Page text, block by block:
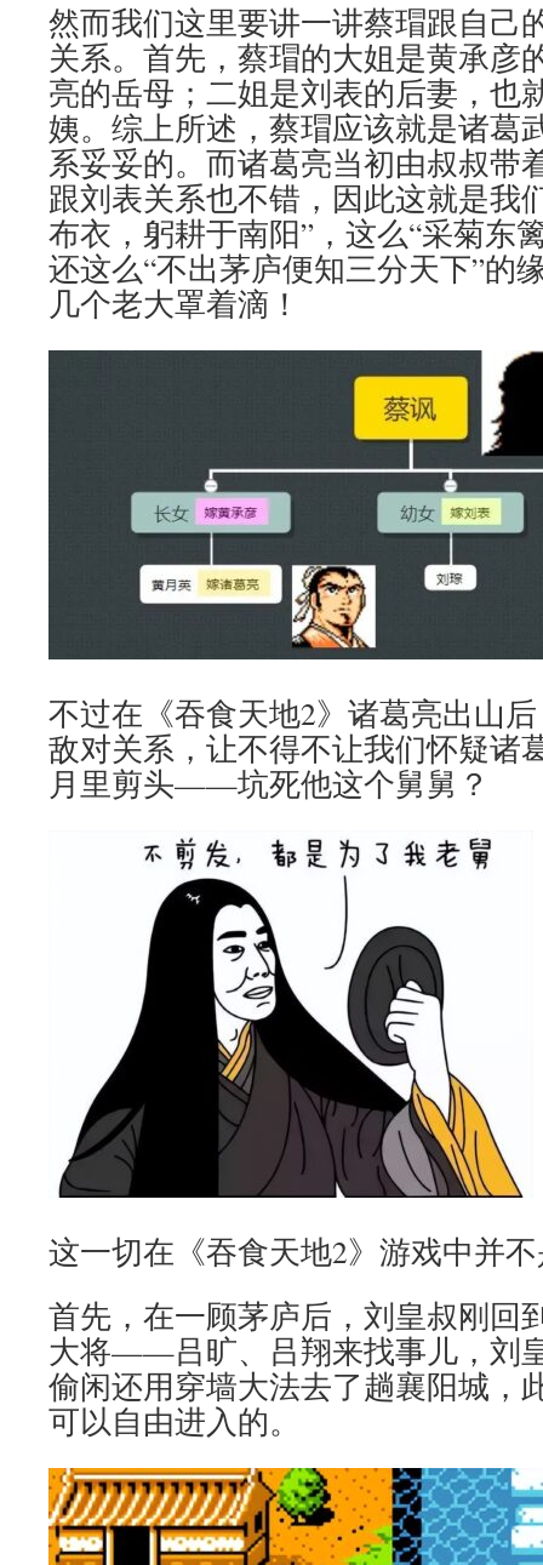
然而我们这里要讲一讲蔡瑁跟自
关系。首先，蔡瑁的大姐是黄承彦
亮的岳母；二姐是刘表的后妻，也
姨。综上所述，蔡瑁应该就是诸葛
系妥妥的。而诸葛亮当初由叔叔带
跟刘表关系也不错，因此这就是我
布衣，躬耕于南阳”，这么“采菊东
还这么“不出茅庐便知三分天下”的
几个老大罩着滴！
不过在《吞食天地2》诸葛亮出山
敌对关系，让不得不让我们怀疑诸
月里剪头——坑死他这个舅舅？
这一切在《吞食天地2》游戏中并
首先，在一顾茅庐后，刘皇叔刚回
大将——吕旷、吕翔来找事儿，刘
偷闲还用穿墙大法去了趟襄阳城，
可以自由进入的。